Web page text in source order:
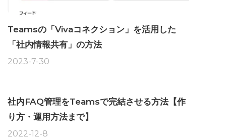
Teamsの「Vivaコネクション」を活用した
「社内情報共有」の方法
2023-7-30
社内FAQ管理をTeamsで完結させる方法【作
り方・運用方法まで】
2022-12-8